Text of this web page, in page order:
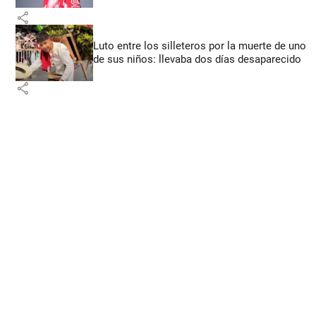
share
Luto entre los silleteros por la muerte de uno
de sus niños: llevaba dos días desaparecido
share